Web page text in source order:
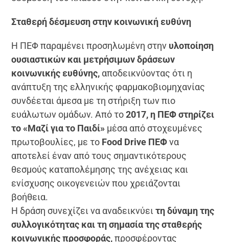
Σταθερή δέσμευση στην κοινωνική ευθύνη
Η ΠΕΦ παραμένει προσηλωμένη στην υλοποίηση
ουσιαστικών και μετρήσιμων δράσεων
κοινωνικής ευθύνης, αποδεικνύοντας ότι η
ανάπτυξη της ελληνικής φαρμακοβιομηχανίας
συνδέεται άμεσα με τη στήριξη των πιο
ευάλωτων ομάδων. Από το2017, η ΠΕΦ στηρίζει
το «Μαζί για το Παιδί» μέσα από στοχευμένες
πρωτοβουλίες, με το Food Drive ΠΕΦνα
αποτελεί έναν από τους σημαντικότερους
θεσμούς καταπολέμησης της ανέχειας και
ενίσχυσης οικογενειών που χρειάζονται
βοήθεια.
Η δράση συνεχίζει να αναδεικνύειτη δύναμη της
συλλογικότητας και τη σημασία της σταθερής
κοινωνικής προσφοράς,προσφέροντας